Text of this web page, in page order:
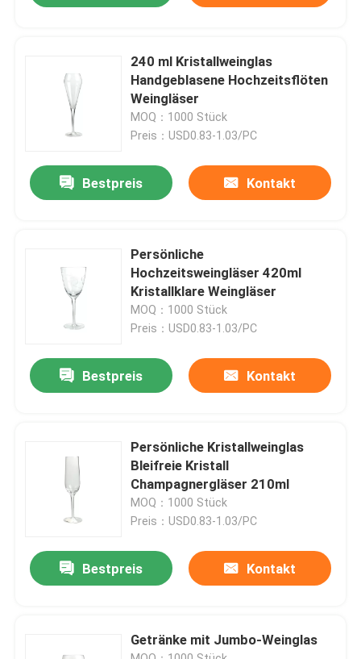
Zu Hause
Über uns
Qualitätskontrolle
Bitte um ein Angebot
Leere Glasgefäße
Glasdiffusor-Flaschen
240 ml Kristallweinglas
Handgeblasene Hochzeitsflöten
Weingläser
MOQ：1000 Stück
Preis：USD0.83-1.03/PC
Bestpreis Kontakt
Persönliche
Hochzeitsweingläser 420ml
Kristallklare Weingläser
MOQ：1000 Stück
Preis：USD0.83-1.03/PC
Bestpreis Kontakt
Persönliche Kristallweinglas
Bleifreie Kristall
Champagnergläser 210ml
MOQ：1000 Stück
Preis：USD0.83-1.03/PC
Bestpreis Kontakt
Getränke mit Jumbo-Weinglas